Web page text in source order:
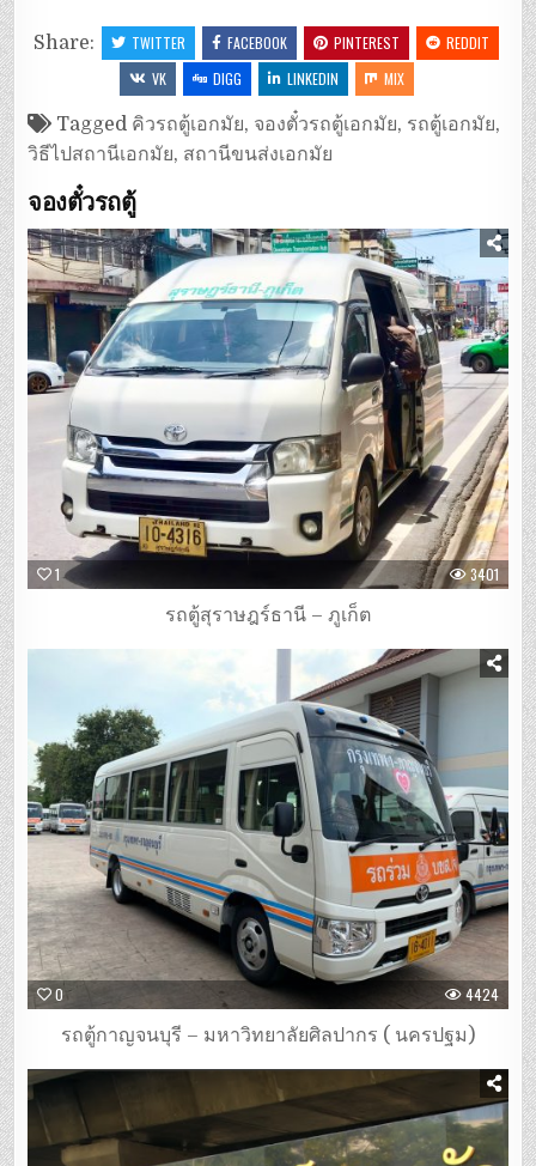
Share: TWITTER FACEBOOK PINTEREST
REDDIT
VK
DIGG LINKEDIN MIX
Tagged คิวรถตู้เอกมัย, จองตั๋วรถตู้เอกมัย, รถตู้เอกมัย,
วิธีไปสถานีเอกมัย, สถานีขนส่งเอกมัย
จองตั๋วรถตู้
1 3401
รถตู้สุราษฎร์ธานี – ภูเก็ต
0 4424
รถตู้กาญจนบุรี – มหาวิทยาลัยศิลปากร ( นครปฐม)